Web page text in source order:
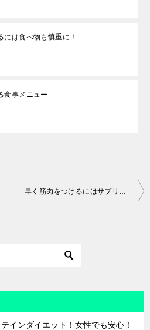
には食べ物も慎重に！
食事メニュー
インダイエット！女性でも安心！